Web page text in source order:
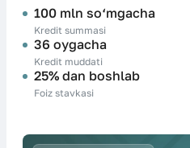
100 mln so‘mgacha
Kredit summasi
36 oygacha
Kredit muddati
25% dan boshlab
Foiz stavkasi